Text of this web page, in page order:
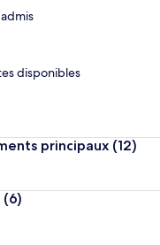
disponibles
principaux (12)
(6)